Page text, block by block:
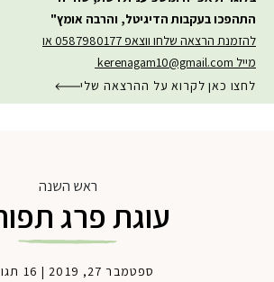
התהפכו בעקבות הדיגיטל, והרבה אומץ"
להזמנת הרצאה שלחו ווצאפ 0587980177 או
מייל kerenagam10@gmail.com
לחצו כאן לקרוא על ההרצאה שלי
ראש השנה
עוגת פרג
ספטמבר 27, 2019 |16 תגובות